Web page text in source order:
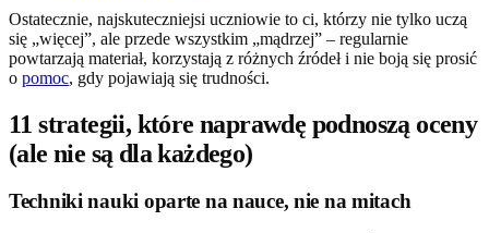
Ostatecznie, najskuteczniejsi uczniowie to ci, którzy nie tylko uczą
się „więcej”, ale przede wszystkim „mądrzej” – regularnie
powtarzają materiał, korzystają z różnych źródeł i nie boją się prosić
o pomoc, gdy pojawiają się trudności.
11 strategii, które naprawdę podnoszą oceny
(ale nie są dla każdego)
Techniki nauki oparte na nauce, nie na mitach